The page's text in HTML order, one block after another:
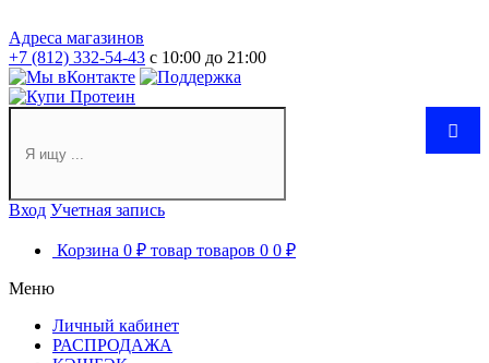
Адреса магазинов
+7 (812) 332-54-43 с 10:00 до 21:00
Вход Учетная запись
Корзина 0 ₽ товар товаров 0 0 ₽
Меню
Личный кабинет
РАСПРОДАЖА